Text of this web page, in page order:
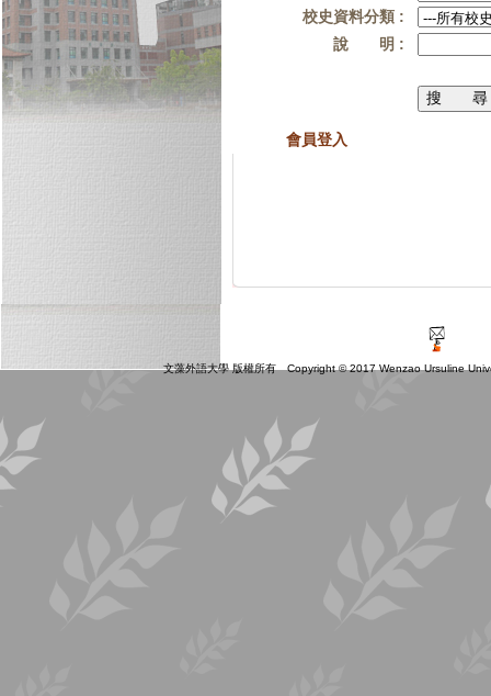
校史資料分類 :
說 明 :
會員登入
文藻外語大學 版權所有 Copyright © 2017 Wenzao Ursuline